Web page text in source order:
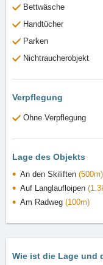
Bettwäsche
Handtücher
Parken
Nichtraucherobjekt
Verpflegung
Ohne Verpflegung
Lage des Objekts
An den Skiliften (500m)
Auf Langlaufloipen
Am Radweg (100m)
Wie ist die Lage und